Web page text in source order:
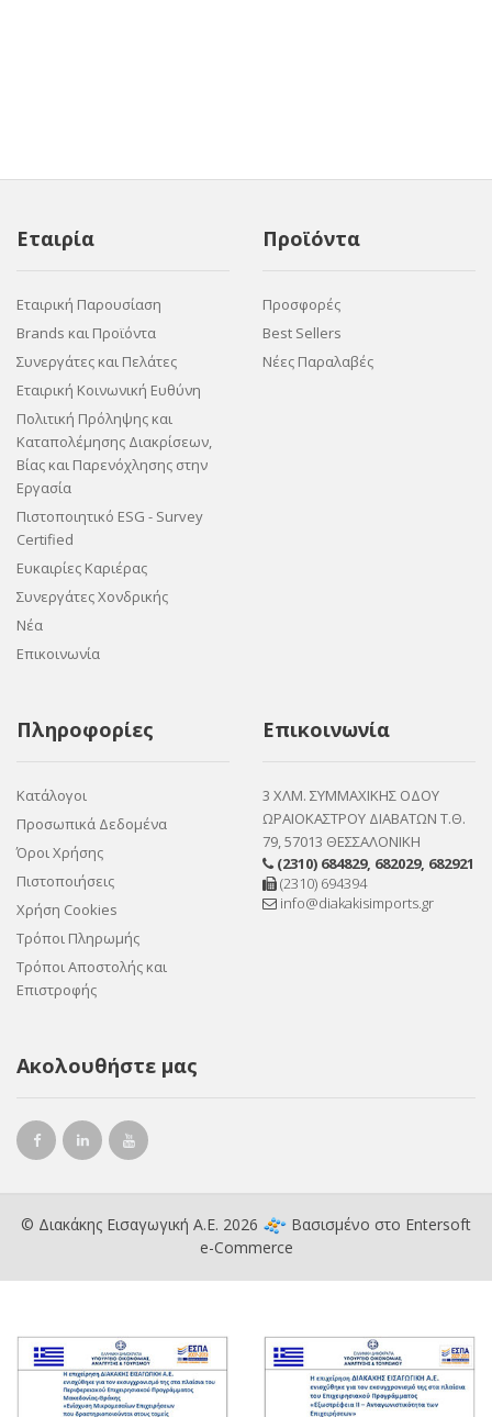
Εταιρία
Εταιρική Παρουσίαση
Brands και Προϊόντα
Συνεργάτες και Πελάτες
Εταιρική Κοινωνική Ευθύνη
Πολιτική Πρόληψης και
Καταπολέμησης Διακρίσεων,
Βίας και Παρενόχλησης στην
Εργασία
Πιστοποιητικό ESG - Survey
Certified
Ευκαιρίες Καριέρας
Συνεργάτες Χονδρικής
Νέα
Επικοινωνία
Προϊόντα
Προσφορές
Best Sellers
Νέες Παραλαβές
Πληροφορίες
Κατάλογοι
Προσωπικά Δεδομένα
Όροι Χρήσης
Πιστοποιήσεις
Χρήση Cookies
Τρόποι Πληρωμής
Τρόποι Αποστολής και
Επιστροφής
Επικοινωνία
3 ΧΛΜ. ΣΥΜΜΑΧΙΚΗΣ ΟΔΟΥ
ΩΡΑΙΟΚΑΣΤΡΟΥ ΔΙΑΒΑΤΩΝ Τ.Θ.
79, 57013 ΘΕΣΣΑΛΟΝΙΚΗ
(2310) 684829, 682029, 682921
(2310) 694394
info@diakakisimports.gr
Ακολουθήστε μας
© Διακάκης Εισαγωγική Α.Ε. 2026 Βασισμένο στο Entersoft
e-Commerce